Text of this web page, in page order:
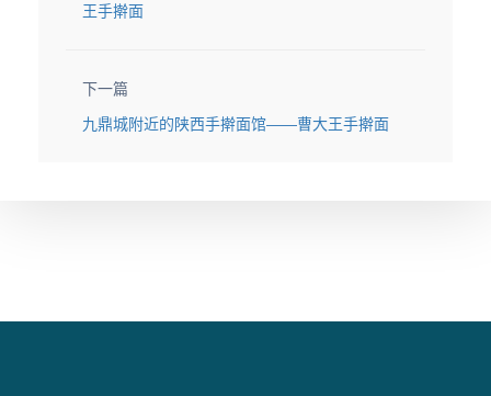
王手擀面
下一篇
九鼎城附近的陕西手擀面馆——曹大王手擀面